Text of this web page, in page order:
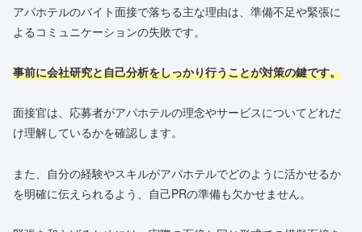
アパホテルのバイト面接で落ちる主な理由は、準備不足や緊張に
よるコミュニケーションの失敗です。
事前に会社研究と自己分析をしっかり行うことが対策の鍵です。
面接官は、応募者がアパホテルの理念やサービスについてどれだ
け理解しているかを確認します。
また、自分の経験やスキルがアパホテルでどのように活かせるか
を明確に伝えられるよう、自己PRの準備も欠かせません。